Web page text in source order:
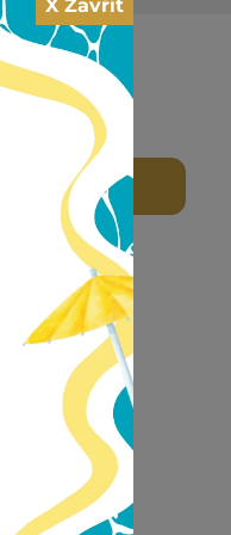
KOŠÍKU
X Zavřít